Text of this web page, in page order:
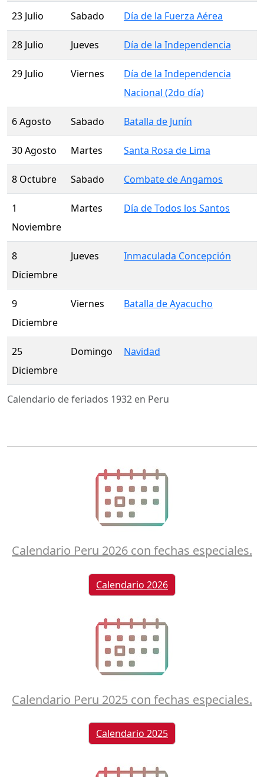
Calendario de feriados 1932 en Peru
23 Julio Sabado Día de la Fuerza Aérea
28 Julio Jueves Día de la Independencia
29 Julio Viernes
Día de la Independencia
Nacional (2do día)
6 Agosto Sabado Batalla de Junín
30 Agosto Martes Santa Rosa de Lima
8 Octubre Sabado Combate de Angamos
1
Noviembre
Martes Día de Todos los Santos
8
Diciembre
Jueves Inmaculada Concepción
9
Diciembre
Viernes Batalla de Ayacucho
25
Diciembre
Domingo Navidad
Calendario Peru 2026 con fechas especiales.
Calendario 2026
Calendario Peru 2025 con fechas especiales.
Calendario 2025